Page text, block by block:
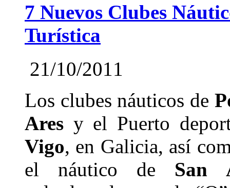
7 Nuevos Clubes
Turística
21/10/2011
Los clubes náuticos de
Ares y el Puerto
Vigo, en Galicia, así
el náutico de San